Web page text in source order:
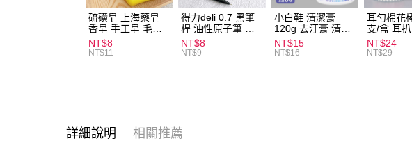
每筆
付款後全
每筆
硫磺皂 上海藥皂
香皂 手工皂 毛囊
炎 抑菌除蟎 清潔
護膚 去油去痘 寵
NT$8
NT$11
得力deli 0.7 黑筆
桿 油性原子筆 黑
色筆芯 S304
NT$8
NT$9
小白鞋 清潔膏
120g 去汙膏 清潔
劑 鞋子 去汙漬 白
皮鞋 鞋油
NT$15
NT$16
耳勺棉花
支/盒 耳
花棒
NT$24
NT$29
詳細說明 相關推薦